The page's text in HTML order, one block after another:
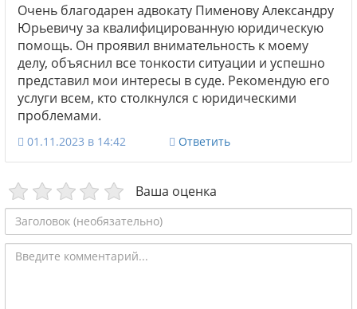
Очень благодарен адвокату Пименову Александру
Юрьевичу за квалифицированную юридическую
помощь. Он проявил внимательность к моему
делу, объяснил все тонкости ситуации и успешно
представил мои интересы в суде. Рекомендую его
услуги всем, кто столкнулся с юридическими
проблемами.
01.11.2023 в 14:42 Ответить
Ваша оценка